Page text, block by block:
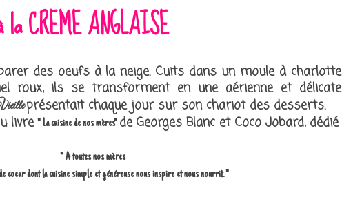
CREME ANGLAISE
des oeufs à la neige. Cuits dans un moule à charlotte
roux, ils se transforment en une aérienne et délicate
présentait chaque jour sur son chariot des desserts.
livre" La cuisine de nos mères" de Georges Blanc et Coco Jobard, dédié
" A toutes nos mères
coeur dont la cuisine simple et généreuse nous inspire et nous nourrit. "